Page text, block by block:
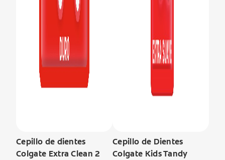
Cepillo de dientes
Colgate Extra Clean 2
Cepillo de Dientes
Colgate Kids Tandy